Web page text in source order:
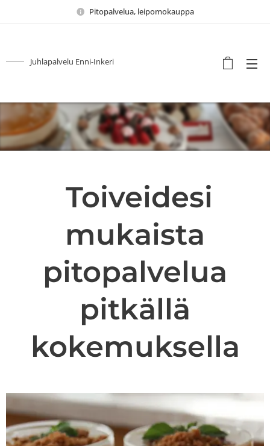
Pitopalvelua, leipomokauppa
Juhlapalvelu Enni-Inkeri
Toiveidesi
mukaista
pitopalvelua
pitkällä
kokemuksella